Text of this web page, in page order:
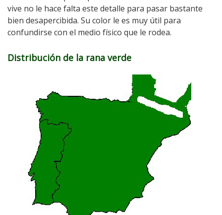
vive no le hace falta este detalle para pasar bastante
bien desapercibida. Su color le es muy útil para
confundirse con el medio físico que le rodea.
Distribución de la rana verde